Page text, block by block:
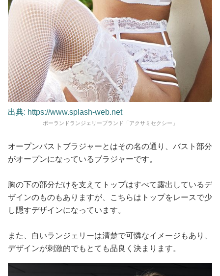
出典: https://www.splash-web.net
ポーランドランジェリーブランド「アクサミセクシー」
オープンバストブラジャーとはその名の通り、バスト部分
がオープンになっているブラジャーです。
胸の下の部分だけを支えてトップはすべて露出しているデ
ザインのものもありますが、こちらはトップをレースで少
し隠すデザインになっています。
また、白いランジェリーは清楚で可憐なイメージもあり、
デザインが刺激的でもとても品良く決まります。